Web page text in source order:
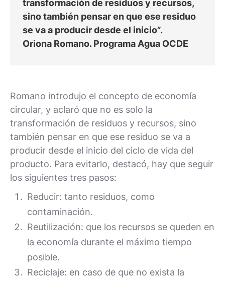
transformación de residuos y recursos,
sino también pensar en que ese residuo
se va a producir desde el inicio”.
Oriona Romano. Programa Agua OCDE
Romano introdujo el concepto de economía
circular, y aclaró que no es solo la
transformación de residuos y recursos, sino
también pensar en que ese residuo se va a
producir desde el inicio del ciclo de vida del
producto. Para evitarlo, destacó, hay que seguir
los siguientes tres pasos:
Reducir: tanto residuos, como
contaminación.
Reutilización: que los recursos se queden en
la economía durante el máximo tiempo
posible.
Reciclaje: en caso de que no exista la